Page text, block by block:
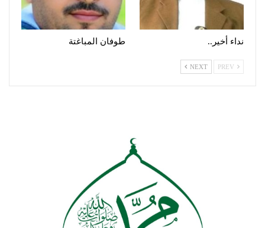
نداء أخير.. طوفان المباغتة
NEXT